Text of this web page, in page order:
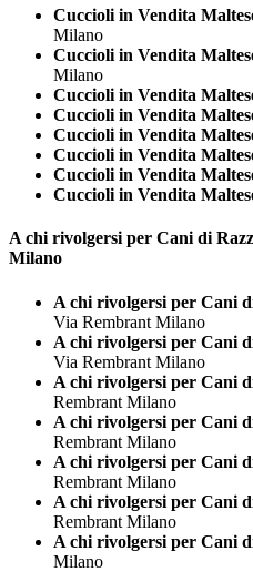
Cuccioli in Vendita
Milano
Cuccioli in Vendita
Milano
Cuccioli in Vendita
Cuccioli in Vendita
Cuccioli in Vendita
Cuccioli in Vendita
Cuccioli in Vendita
Cuccioli in Vendita
A chi rivolgersi per Cani di
Milano
A chi rivolgersi per Cani
Via Rembrant Milano
A chi rivolgersi per Cani
Via Rembrant Milano
A chi rivolgersi per Cani
Rembrant Milano
A chi rivolgersi per Cani
Rembrant Milano
A chi rivolgersi per Cani
Rembrant Milano
A chi rivolgersi per Cani
Rembrant Milano
A chi rivolgersi per Cani
Milano